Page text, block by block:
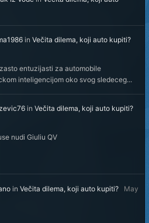
in Večita dilema, koji auto kupiti?
entuzijasti za automobile
inteligencijom oko svog sledeceg...
in Večita dilema, koji auto kupiti?
nudi Giuliu QV
in Večita dilema, koji auto kupiti?
May